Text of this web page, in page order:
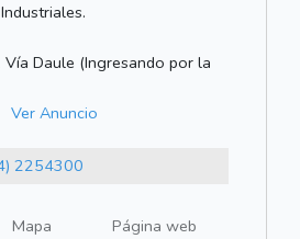
Vía Daule (Ingresando por la
Ver Anuncio
2254300
Mapa
Página web